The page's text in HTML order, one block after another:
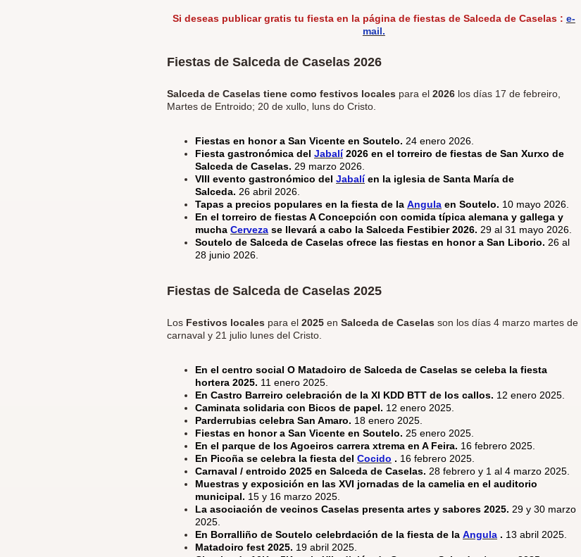
Si deseas publicar gratis tu fiesta en la página de fiestas de Salceda de Caselas : e-
mail.
Fiestas de Salceda de Caselas 2026
Salceda de Caselas tiene como festivos locales para el 2026 los días 17 de febreiro,
Martes de Entroido; 20 de xullo, luns do Cristo.
Fiestas en honor a San Vicente en Soutelo. 24 enero 2026.
Fiesta gastronómica del Jabalí 2026 en el torreiro de fiestas de San Xurxo de
Salceda de Caselas. 29 marzo 2026.
VIII evento gastronómico del Jabalí en la iglesia de Santa María de
Salceda. 26 abril 2026.
Tapas a precios populares en la fiesta de la Angula en Soutelo. 10 mayo 2026.
En el torreiro de fiestas A Concepción con comida típica alemana y gallega y
mucha Cerveza se llevará a cabo la Salceda Festibier 2026. 29 al 31 mayo 2026.
Soutelo de Salceda de Caselas ofrece las fiestas en honor a San Liborio. 26 al
28 junio 2026.
Fiestas de Salceda de Caselas 2025
Los Festivos locales para el 2025 en Salceda de Caselas son los días 4 marzo martes de
carnaval y 21 julio lunes del Cristo.
En el centro social O Matadoiro de Salceda de Caselas se celeba la fiesta
hortera 2025. 11 enero 2025.
En Castro Barreiro celebración de la XI KDD BTT de los callos. 12 enero 2025.
Caminata solidaria con Bicos de papel. 12 enero 2025.
Parderrubias celebra San Amaro. 18 enero 2025.
Fiestas en honor a San Vicente en Soutelo. 25 enero 2025.
En el parque de los Agoeiros carrera xtrema en A Feira. 16 febrero 2025.
En Picoña se celebra la fiesta del Cocido . 16 febrero 2025.
Carnaval / entroido 2025 en Salceda de Caselas. 28 febrero y 1 al 4 marzo 2025.
Muestras y exposición en las XVI jornadas de la camelia en el auditorio
municipal. 15 y 16 marzo 2025.
La asociación de vecinos Caselas presenta artes y sabores 2025. 29 y 30 marzo
2025.
En Borralliño de Soutelo celebrdación de la fiesta de la Angula . 13 abril 2025.
Matadoiro fest 2025. 19 abril 2025.